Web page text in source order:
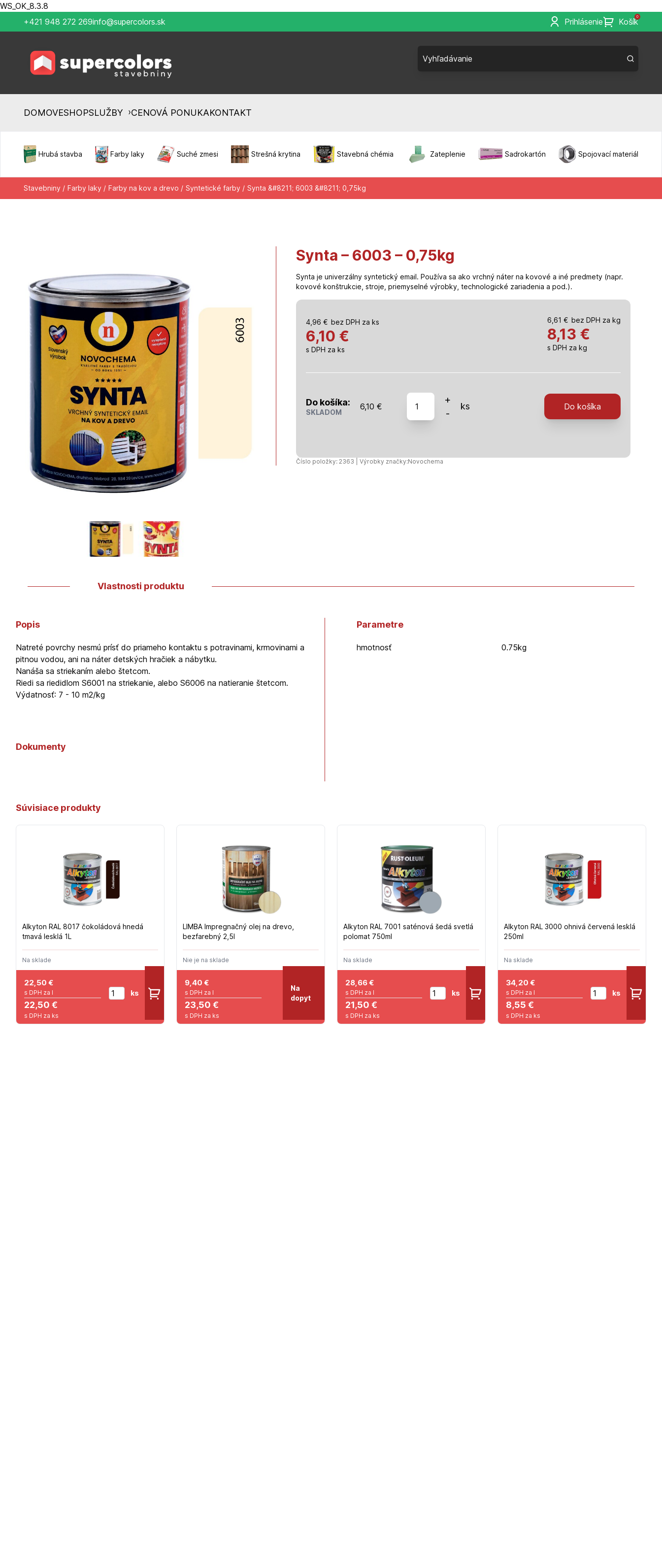
WS_OK_8.3.8
+421 948 272 269info@supercolors.sk Prihlásenie
0
Košík
DOMOVESHOPSLUŽBY ›CENOVÁ PONUKAKONTAKT
Hrubá stavba Farby laky Suché zmesi Strešná krytina Stavebná chémia Zateplenie Sadrokartón Spojovací materiál
Stavebniny / Farby laky / Farby na kov a drevo / Syntetické farby / Synta &#8211; 6003 &#8211; 0,75kg
Synta – 6003 – 0,75kg
Synta je univerzálny syntetický email. Používa sa ako vrchný náter na kovové a iné predmety (napr.
kovové konštrukcie, stroje, priemyselné výrobky, technologické zariadenia a pod.).
4,96 € bez DPH za ks
6,10 €
s DPH za ks
6,61 € bez DPH za kg
8,13 €
s DPH za kg
Do košíka:
SKLADOM
6,10 €
množstvo
Synta
-
0,75kg
+
-
ks Do košíka
Číslo položky: 2363 | Výrobky značky:Novochema
Vlastnosti produktu
Popis
Natreté povrchy nesmú prísť do priameho kontaktu s potravinami, krmovinami a
pitnou vodou, ani na náter detských hračiek a nábytku.
Nanáša sa striekaním alebo štetcom.
Riedi sa riedidlom S6001 na striekanie, alebo S6006 na natieranie štetcom.
Výdatnosť: 7 - 10 m2/kg
Dokumenty
Parametre
hmotnosť 0.75kg
Súvisiace produkty
Alkyton RAL 8017 čokoládová hnedá
tmavá lesklá 1L
Na sklade
22,50 €
s DPH za l
22,50 €
s DPH za ks
ks
LIMBA Impregnačný olej na drevo,
bezfarebný 2,5l
Nie je na sklade
9,40 €
s DPH za l
23,50 €
s DPH za ks
Na
dopyt
Alkyton RAL 7001 saténová šedá svetlá
polomat 750ml
Na sklade
28,66€
s DPH za l
21,50 €
s DPH za ks
ks
Alkyton RAL 3000 ohnivá červená lesklá
250ml
Na sklade
34,20 €
s DPH za l
8,55 €
s DPH za ks
ks